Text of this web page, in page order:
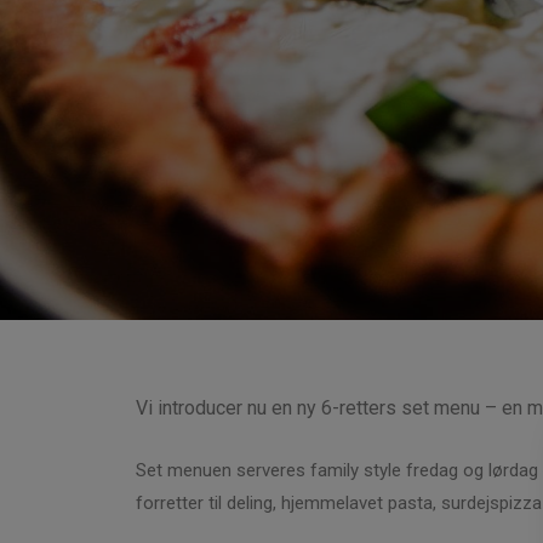
Vi introducer nu en ny 6-retters set menu – en
Set menuen serveres family style fredag og
forretter til deling, hjemmelavet pasta,